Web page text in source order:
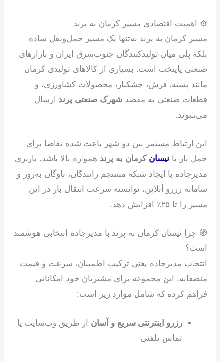
⚙ اهمیت اقتصادی مسیر کرمان به پرند
مسیر کرمان به پرند نه‌تنها یک مسیر حمل‌ونقل ساده،
بلکه پلی میان تولیدکنندگان جنوب‌شرق ایران و بازارهای
صنعتی پایتخت است. بسیاری از کالاهای تولیدی کرمان
مانند پسته، فرش، خشکبار، محصولات کشاورزی، و
قطعات صنعتی به مقصدشهرک صنعتی پرند ارسال
می‌شوند.
این ارتباط مستمر بین دو شهر باعث شده تقاضا برای
حمل بار با نیسان کرمان به پرند همواره بالا باشد. باربری
مدیرجاده با ایجاد شبکه منسجم رانندگان، ناوگان به‌روز و
سامانه رزرو آنلاین، توانسته سرعت انتقال بار در این
مسیر را تا ۲۵٪ افزایش دهد.
🧭 چرا نیسان کرمان به پرند با مدیرجاده انتخابی هوشمند
است؟
انتخاب مدیرجاده یعنی ترکیب اطمینان، سرعت و قیمت
منصفانه. این مجموعه برای مشتریان خود امکاناتی
فراهم کرده که شامل موارد زیر است:
رزرو اینترنتی سریع و آسان از طریق وب‌سایت یا
تماس تلفنی